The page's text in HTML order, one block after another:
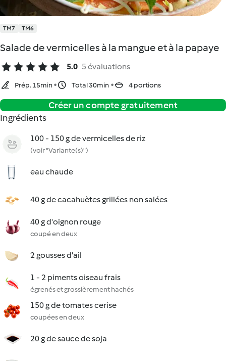
TM7 TM6
Salade de vermicelles à la mangue et à la papaye
5.0 5 évaluations
Prép. 15min Total 30min 4 portions
Créer un compte gratuitement
Ingrédients
100 - 150 g de vermicelles de riz
(voir "Variante(s)")
eau chaude
40 g de cacahuètes grillées non salées
40 g d'oignon rouge
coupé en deux
2 gousses d'ail
1 - 2 piments oiseau frais
égrenés et grossièrement hachés
150 g de tomates cerise
coupées en deux
20 g de sauce de soja